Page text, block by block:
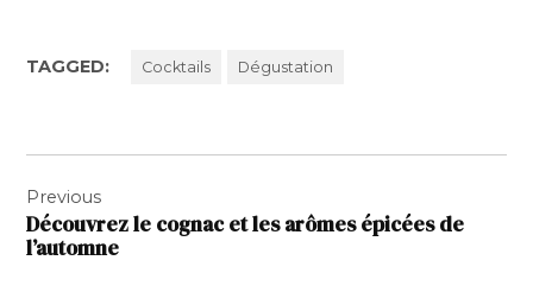
TAGGED: Cocktails Dégustation
de
l’article
Previous
Découvrez le cognac et les arômes épicées de
l’automne